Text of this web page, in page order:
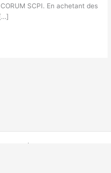
SCPI. En achetant des